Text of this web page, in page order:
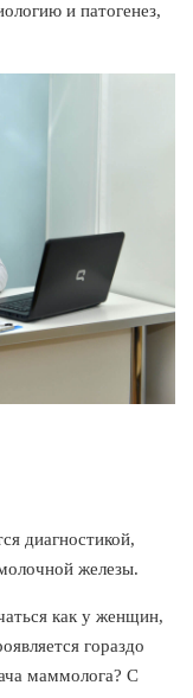
и патогенез,
диагностикой,
железы.
как у женщин,
гораздо
маммолога? С